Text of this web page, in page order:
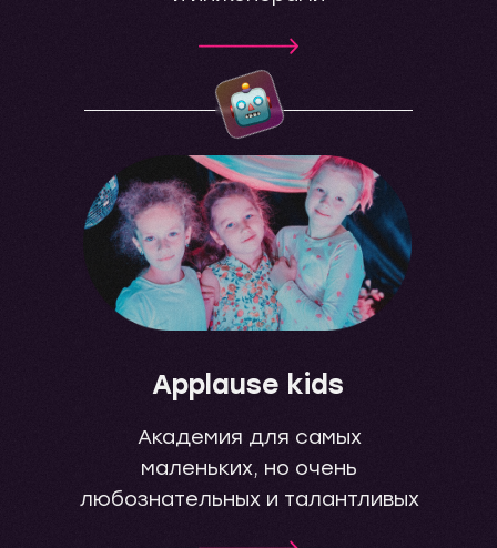
Академия для самых
маленьких, но очень
любознательных и талантливых
Applause kids